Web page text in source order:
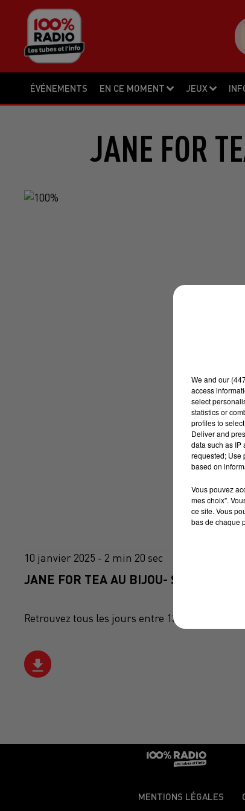
ÉVÉNEMENTS EN CE MOMENT JEUX
JANE FOR
10 janvier 2025 - 2 min 20 sec
JANE FOR TEA AU BIJOU- SÉVERINE
Retrouvez tous les jours entre 13h et 16h
MENTIONS LÉGALES
We and our
access
select
statistics or
profiles to
Deliver and
data such as IP
requested; Use
based on
Vous pouvez
mes choix".
ce site. Vous
bas de chaque